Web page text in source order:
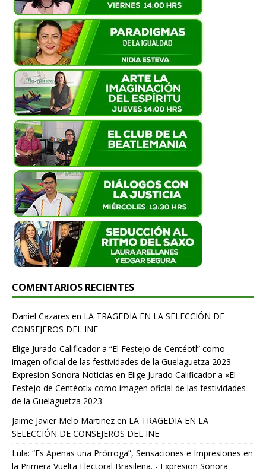
COMENTARIOS RECIENTES
Daniel Cazares en LA TRAGEDIA EN LA SELECCIÓN DE
CONSEJEROS DEL INE
Elige Jurado Calificador a “El Festejo de Centéotl” como
imagen oficial de las festividades de la Guelaguetza 2023 -
Expresion Sonora Noticias en Elige Jurado Calificador a «El
Festejo de Centéotl» como imagen oficial de las festividades
de la Guelaguetza 2023
Jaime Javier Melo Martinez en LA TRAGEDIA EN LA
SELECCIÓN DE CONSEJEROS DEL INE
Lula: “Es Apenas una Prórroga”, Sensaciones e Impresiones en
la Primera Vuelta Electoral Brasileña. - Expresion Sonora